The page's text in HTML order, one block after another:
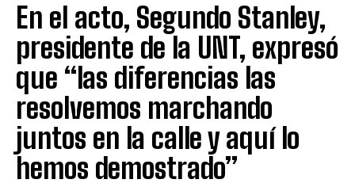
En el acto, Segundo Stanley,
presidente de la UNT, expresó
que “las diferencias las
resolvemos marchando
juntos en la calle y aquí lo
hemos demostrado”